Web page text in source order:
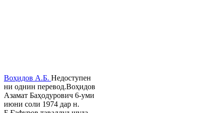
Воҳидов А.Б. Недоступен
ни однин перевод.Воҳидов
Азамат Баҳодурович 6-уми
июни соли 1974 дар н.